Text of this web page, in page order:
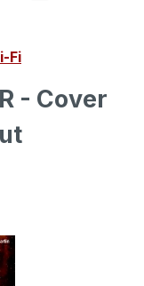
Fi
- Cover